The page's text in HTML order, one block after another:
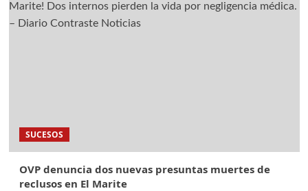
SUCESOS
OVP denuncia dos nuevas presuntas muertes de
reclusos en El Marite